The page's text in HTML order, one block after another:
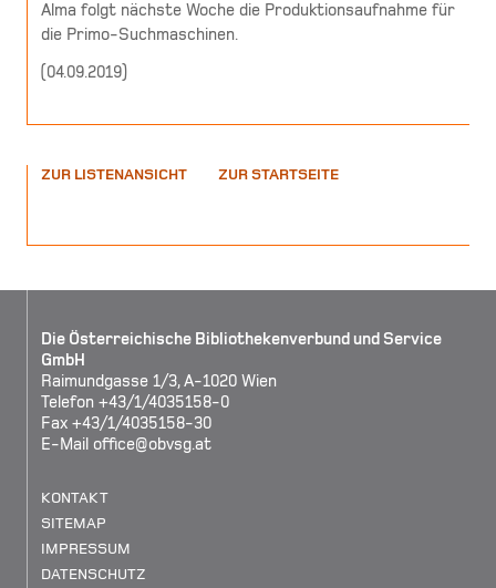
Alma folgt nächste Woche die Produktionsaufnahme für
die Primo-Suchmaschinen.
( 04.09.2019)
ZUR LISTENANSICHT ZUR STARTSEITE
Die Österreichische Bibliothekenverbund und Service
GmbH
Raimundgasse 1/3, A-1020 Wien
Telefon +43/1/4035158-0
Fax +43/1/4035158-30
E-Mail office@obvsg.at
KONTAKT
SITEMAP
IMPRESSUM
DATENSCHUTZ